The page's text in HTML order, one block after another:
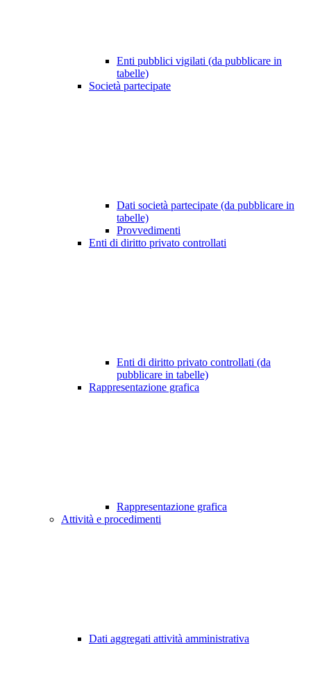
Enti pubblici vigilati (da pubblicare in
tabelle)
Società partecipate
Dati società partecipate (da pubblicare in
tabelle)
Provvedimenti
Enti di diritto privato controllati
Enti di diritto privato controllati (da
pubblicare in tabelle)
Rappresentazione grafica
Rappresentazione grafica
Attività e procedimenti
Dati aggregati attività amministrativa